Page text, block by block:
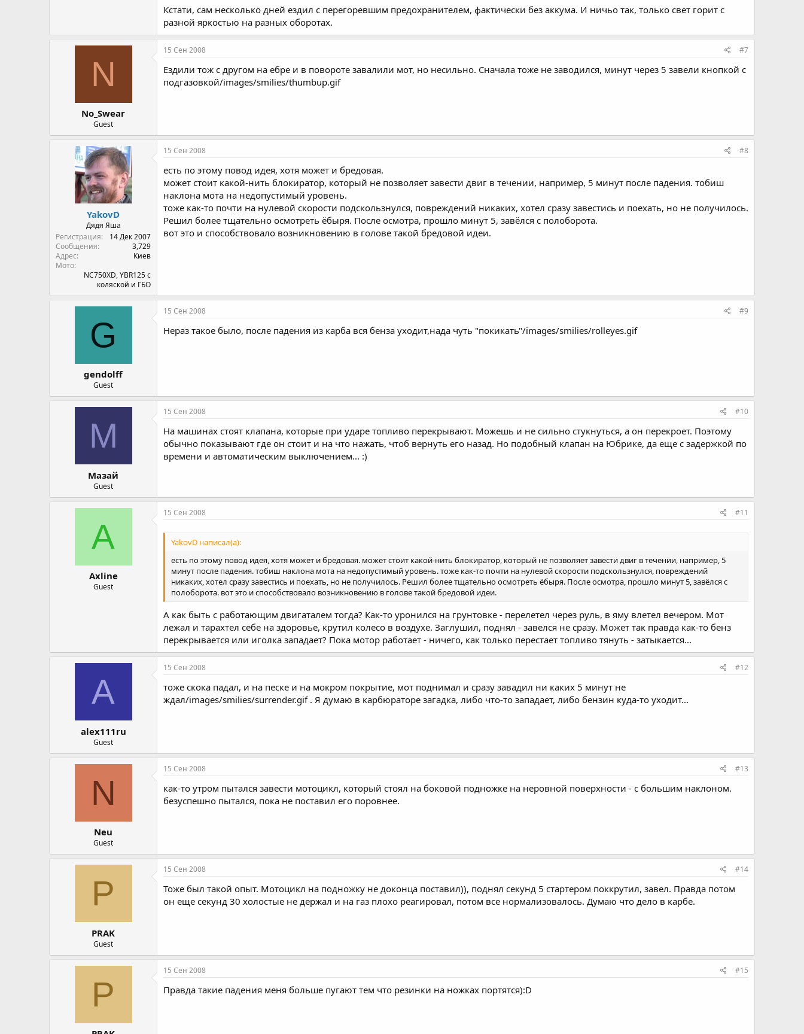
Кстати, сам несколько дней ездил с перегоревшим предохранителем, фактически без аккума. И ничьо так, только свет горит с
разной яркостью на разных оборотах.
N
No_Swear
Guest
15 Сен 2008 #7
Ездили тож с другом на ебре и в повороте завалили мот, но несильно. Сначала тоже не заводился, минут через 5 завели кнопкой с
подгазовкой/images/smilies/thumbup.gif
YakovD
Дядя Яша
Регистрация
14 Дек 2007
Сообщения
3,729
Адрес
Киев
Мото
NC750XD, YBR125 с
коляской и ГБО
15 Сен 2008 #8
есть по этому повод идея, хотя может и бредовая.
может стоит какой-нить блокиратор, который не позволяет завести двиг в течении, например, 5 минут после падения. тобиш
наклона мота на недопустимый уровень.
тоже как-то почти на нулевой скорости подскользнулся, повреждений никаких, хотел сразу завестись и поехать, но не получилось.
Решил более тщательно осмотреть ёбыря. После осмотра, прошло минут 5, завёлся с полоборота.
вот это и способствовало возникновению в голове такой бредовой идеи.
G
gendolff
Guest
15 Сен 2008 #9
Нераз такое было, после падения из карба вся бенза уходит,нада чуть "покикать"/images/smilies/rolleyes.gif
М
Мазай
Guest
15 Сен 2008 #10
На машинах стоят клапана, которые при ударе топливо перекрывают. Можешь и не сильно стукнуться, а он перекроет. Поэтому
обычно показывают где он стоит и на что нажать, чтоб вернуть его назад. Но подобный клапан на Юбрике, да еще с задержкой по
времени и автоматическим выключением... :)
A
Axline
Guest
15 Сен 2008 #11
YakovD написал(а):
есть по этому повод идея, хотя может и бредовая. может стоит какой-нить блокиратор, который не позволяет завести двиг в течении, например, 5
минут после падения. тобиш наклона мота на недопустимый уровень. тоже как-то почти на нулевой скорости подскользнулся, повреждений
никаких, хотел сразу завестись и поехать, но не получилось. Решил более тщательно осмотреть ёбыря. После осмотра, прошло минут 5, завёлся с
полоборота. вот это и способствовало возникновению в голове такой бредовой идеи.
А как быть с работающим двигаталем тогда? Как-то уронился на грунтовке - перелетел через руль, в яму влетел вечером. Мот
лежал и тарахтел себе на здоровье, крутил колесо в воздухе. Заглушил, поднял - завелся не сразу. Может так правда как-то бенз
перекрывается или иголка западает? Пока мотор работает - ничего, как только перестает топливо тянуть - затыкается...
A
alex111ru
Guest
15 Сен 2008 #12
тоже скока падал, и на песке и на мокром покрытие, мот поднимал и сразу завадил ни каких 5 минут не
ждал/images/smilies/surrender.gif . Я думаю в карбюраторе загадка, либо что-то западает, либо бензин куда-то уходит...
N
Neu
Guest
15 Сен 2008 #13
как-то утром пытался завести мотоцикл, который стоял на боковой подножке на неровной поверхности - с большим наклоном.
безуспешно пытался, пока не поставил его поровнее.
P
PRAK
Guest
15 Сен 2008 #14
Тоже был такой опыт. Мотоцикл на подножку не доконца поставил)), поднял секунд 5 стартером поккрутил, завел. Правда потом
он еще секунд 30 холостые не держал и на газ плохо реагировал, потом все нормализовалось. Думаю что дело в карбе.
P
15 Сен 2008 #15
Правда такие падения меня больше пугают тем что резинки на ножках портятся):D